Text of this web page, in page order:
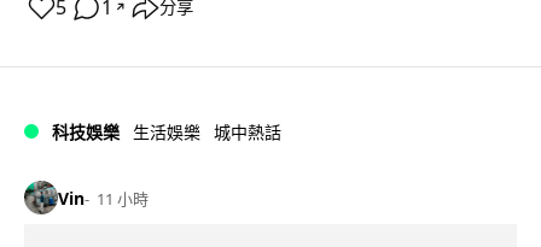
5 1 ↗ 分享
科技娛樂 生活娛樂 城中熱話
Vin 11 小時